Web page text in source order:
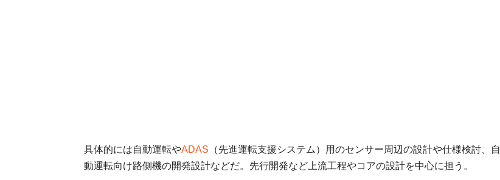
具体的には自動運転やADAS （先進運転支援システム）用のセンサー周辺の設計や仕様検討、自
動運転向け路側機の開発設計などだ。先行開発など上流工程やコアの設計を中心に担う。